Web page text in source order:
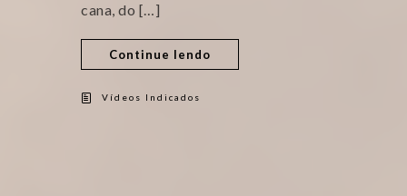
cana, do […]
Continue lendo
Vídeos Indicados